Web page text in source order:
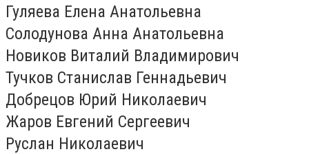
Гуляева Елена Анатольевна
Солодунова Анна Анатольевна
Новиков Виталий Владимирович
Тучков Станислав Геннадьевич
Добрецов Юрий Николаевич
Жаров Евгений Сергеевич
Руслан Николаевич